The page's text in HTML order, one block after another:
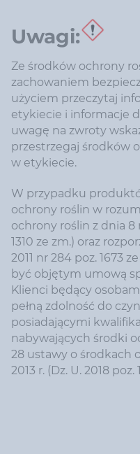
Uwagi:
Ze środków ochrony
zachowaniem
użyciem przeczytaj
etykiecie i informacje
uwagę na zwroty
przestrzegaj środków
w etykiecie.
W przypadku
ochrony roślin w
ochrony roślin z dnia 8
1310 ze zm.) oraz
2011 nr 284 poz. 1673
być objętym umową
Klienci będący
pełną zdolność do
posiadającymi
nabywających środki
28 ustawy o środkach
2013 r. (Dz. U. 2018 poz.